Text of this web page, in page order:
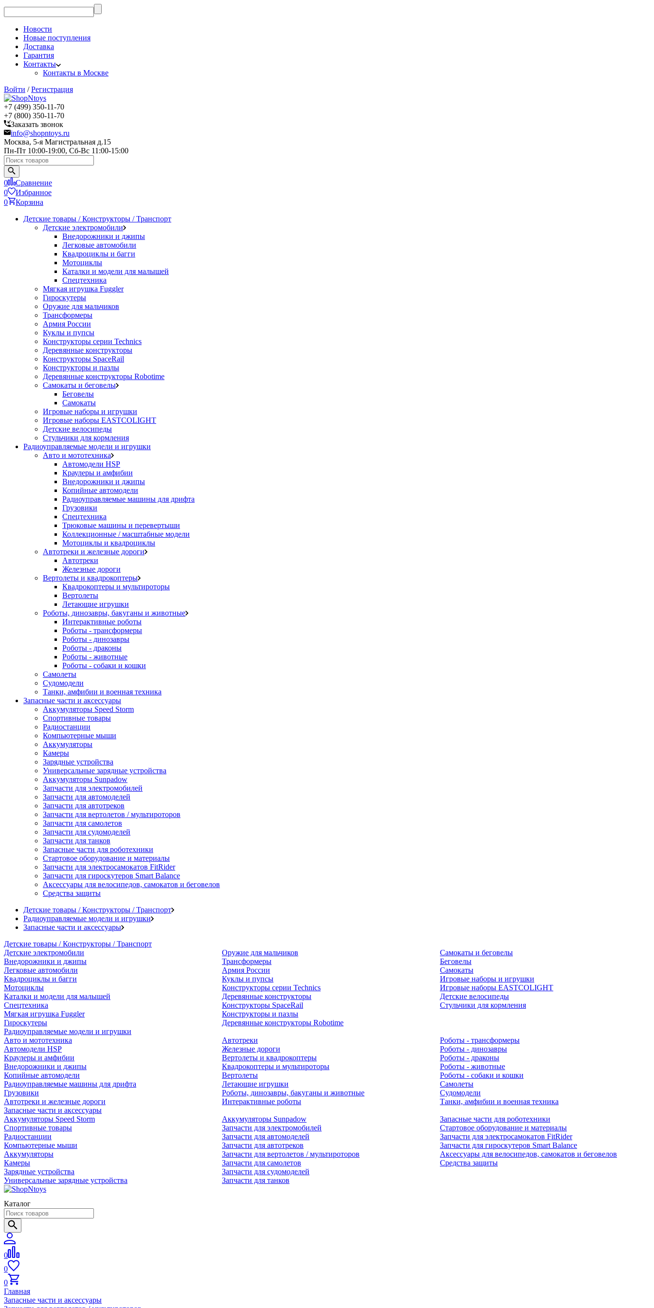
Новости
Новые поступления
Доставка
Гарантия
Контакты
Контакты в Москве
Войти /Регистрация
+7 (499) 350-11-70
+7 (800) 350-11-70
Заказать звонок
info@shopntoys.ru
Москва, 5-я Магистральная д.15
Пн-Пт 10:00-19:00, Сб-Вс 11:00-15:00
0
Сравнение
0
Избранное
0
Корзина
Детские товары / Конструкторы / Транспорт
Детские электромобили
Внедорожники и джипы
Легковые автомобили
Квадроциклы и багги
Мотоциклы
Каталки и модели для малышей
Спецтехника
Мягкая игрушка Fuggler
Гироскутеры
Оружие для мальчиков
Трансформеры
Армия России
Куклы и пупсы
Конструкторы серии Technics
Деревянные конструкторы
Конструкторы SpaceRail
Конструкторы и пазлы
Деревянные конструкторы Robotime
Самокаты и беговелы
Беговелы
Самокаты
Игровые наборы и игрушки
Игровые наборы EASTCOLIGHT
Детские велосипеды
Стульчики для кормления
Радиоуправляемые модели и игрушки
Авто и мототехника
Автомодели HSP
Краулеры и амфибии
Внедорожники и джипы
Копийные автомодели
Радиоуправляемые машины для дрифта
Грузовики
Спецтехника
Трюковые машины и перевертыши
Коллекционные / масштабные модели
Мотоциклы и квадроциклы
Автотреки и железные дороги
Автотреки
Железные дороги
Вертолеты и квадрокоптеры
Квадрокоптеры и мультироторы
Вертолеты
Летающие игрушки
Роботы, динозавры, бакуганы и животные
Интерактивные роботы
Роботы - трансформеры
Роботы - динозавры
Роботы - драконы
Роботы - животные
Роботы - собаки и кошки
Самолеты
Судомодели
Танки, амфибии и военная техника
Запасные части и аксессуары
Аккумуляторы Speed Storm
Спортивные товары
Радиостанции
Компьютерные мыши
Аккумуляторы
Камеры
Зарядные устройства
Универсальные зарядные устройства
Аккумуляторы Sunpadow
Запчасти для электромобилей
Запчасти для автомоделей
Запчасти для автотреков
Запчасти для вертолетов / мультироторов
Запчасти для самолетов
Запчасти для судомоделей
Запчасти для танков
Запасные части для роботехники
Стартовое оборудование и материалы
Запчасти для электросамокатов FitRider
Запчасти для гироскутеров Smart Balance
Аксессуары для велосипедов, самокатов и беговелов
Средства защиты
Детские товары / Конструкторы / Транспорт
Радиоуправляемые модели и игрушки
Запасные части и аксессуары
Детские товары / Конструкторы / Транспорт
Детские электромобили
Внедорожники и джипы
Легковые автомобили
Квадроциклы и багги
Мотоциклы
Каталки и модели для малышей
Спецтехника
Мягкая игрушка Fuggler
Гироскутеры
Оружие для мальчиков
Трансформеры
Армия России
Куклы и пупсы
Конструкторы серии Technics
Деревянные конструкторы
Конструкторы SpaceRail
Конструкторы и пазлы
Деревянные конструкторы Robotime
Самокаты и беговелы
Беговелы
Самокаты
Игровые наборы и игрушки
Игровые наборы EASTCOLIGHT
Детские велосипеды
Стульчики для кормления
Радиоуправляемые модели и игрушки
Авто и мототехника
Автомодели HSP
Краулеры и амфибии
Внедорожники и джипы
Копийные автомодели
Радиоуправляемые машины для дрифта
Грузовики
Автотреки и железные дороги
Автотреки
Железные дороги
Вертолеты и квадрокоптеры
Квадрокоптеры и мультироторы
Вертолеты
Летающие игрушки
Роботы, динозавры, бакуганы и животные
Интерактивные роботы
Роботы - трансформеры
Роботы - динозавры
Роботы - драконы
Роботы - животные
Роботы - собаки и кошки
Самолеты
Судомодели
Танки, амфибии и военная техника
Запасные части и аксессуары
Аккумуляторы Speed Storm
Спортивные товары
Радиостанции
Компьютерные мыши
Аккумуляторы
Камеры
Зарядные устройства
Универсальные зарядные устройства
Аккумуляторы Sunpadow
Запчасти для электромобилей
Запчасти для автомоделей
Запчасти для автотреков
Запчасти для вертолетов / мультироторов
Запчасти для самолетов
Запчасти для судомоделей
Запчасти для танков
Запасные части для роботехники
Стартовое оборудование и материалы
Запчасти для электросамокатов FitRider
Запчасти для гироскутеров Smart Balance
Аксессуары для велосипедов, самокатов и беговелов
Средства защиты
Каталог
0
0
0
Главная
Запасные части и аксессуары